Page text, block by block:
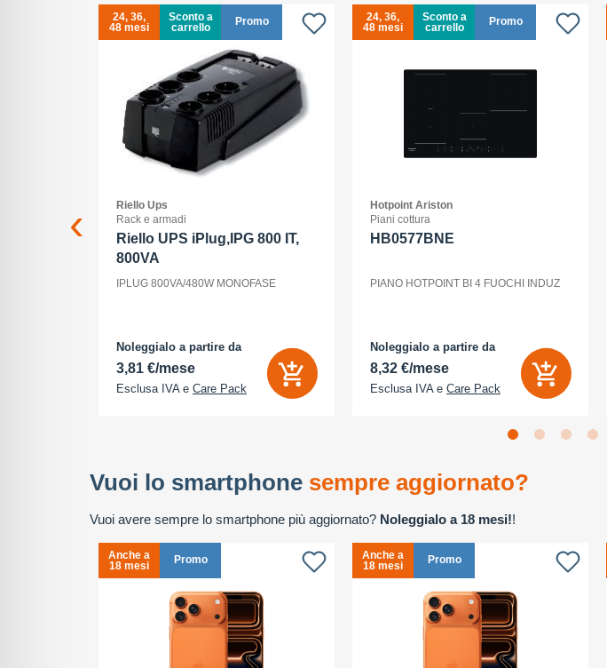
24, 36,
48 mesi
Sconto a
carrello
Promo
Riello Ups
Rack e armadi
Riello UPS iPlug,IPG 800 IT,
800VA
IPLUG 800VA/480W MONOFASE
Noleggialo a partire da
3,81 €/mese
Esclusa IVA e Care Pack
24, 36,
48 mesi
Sconto a
carrello
Promo
Hotpoint Ariston
Piani cottura
HB0577BNE
PIANO HOTPOINT BI 4 FUOCHI INDUZ
Noleggialo a partire da
8,32 €/mese
Esclusa IVA e Care Pack
Vuoi lo smartphone sempre aggiornato?
Vuoi avere sempre lo smartphone più aggiornato? Noleggialo a 18 mesi!!
Anche a
18 mesi
Promo
Anche a
18 mesi
Promo